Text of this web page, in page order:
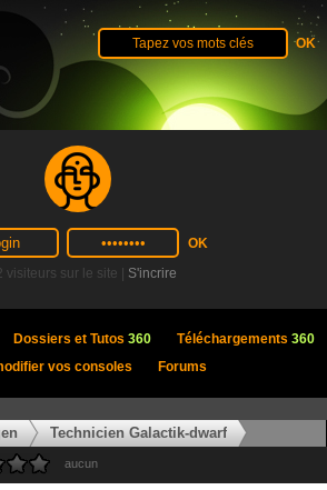
visiteurs sur le site | S'incrire
Dossiers et Tutos 360 Téléchargements 360
vos consoles
Forums
Technicien Galactik-dwarf
aucun